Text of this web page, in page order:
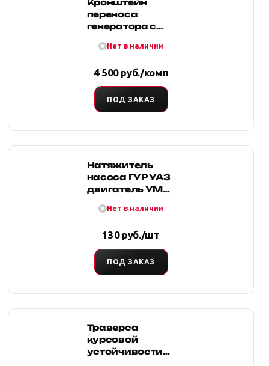
Кронштейн
переноса
генератора с
универсальный
Нет в наличии
4 500 руб./комп
ПОД ЗАКАЗ
Натяжитель
насоса ГУР УАЗ
двигатель УМЗ
болт)Нет в наличии
130 руб./шт
ПОД ЗАКАЗ
Траверса
курсовой
устойчивости